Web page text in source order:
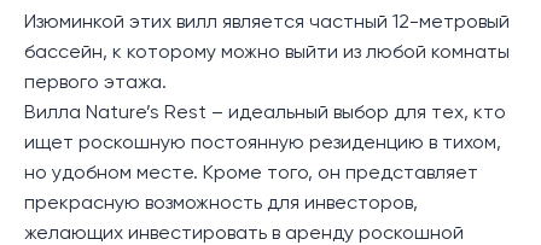
Изюминкой этих вилл является частный 12-метровый
бассейн, к которому можно выйти из любой комнаты
первого этажа.
Вилла Nature’s Rest – идеальный выбор для тех, кто
ищет роскошную постоянную резиденцию в тихом,
но удобном месте. Кроме того, он представляет
прекрасную возможность для инвесторов,
желающих инвестировать в аренду роскошной